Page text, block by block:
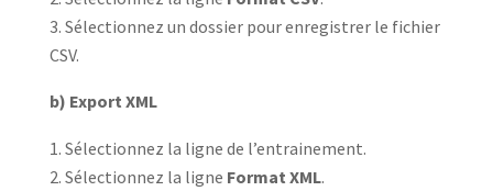
Sélectionnez un dossier pour enregistrer le fichier
CSV.
b) Export XML
Sélectionnez la ligne de l’entrainement.
Sélectionnez la ligne Format XML.